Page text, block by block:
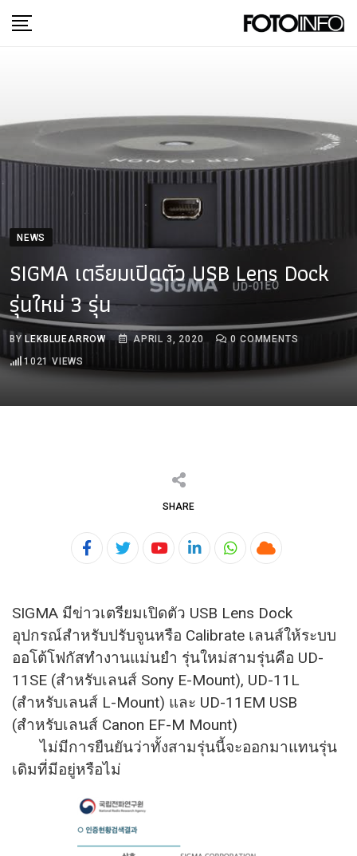
to
NEWS
SIGMA เตรียมเปิดตัว USB Lens Dock
รุ่นใหม่ 3 รุ่น
BYLEKBLUEARROW APRIL 3, 2020 0 COMMENTS
1021 VIEWS
SHARE
YoutubeLinkedInWhatsapp
Cloud
SIGMA มีข่าวเตรียมเปิดตัว USB Lens Dock
อุปกรณ์สำหรับปรับจูนหรือ Calibrate เลนส์ให้ระบบ
ออโต้โฟกัสทำงานแม่นยำ รุ่นใหม่สามรุ่นคือ UD-
11SE (สำหรับเลนส์ Sony E-Mount), UD-11L
(สำหรับเลนส์ L-Mount) และ UD-11EM USB
(สำหรับเลนส์ Canon EF-M Mount)​
ไม่มีการยืนยันว่าทั้งสามรุ่นนี้จะออกมาแทนรุ่น
เดิมที่มีอยู่หรือไม่